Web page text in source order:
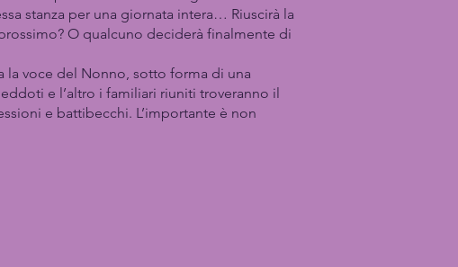
stanza per una giornata intera… Riuscirà la
O qualcuno deciderà finalmente di
la voce del Nonno, sotto forma di una
e l’altro i familiari riuniti troveranno il
e battibecchi. L’importante è non